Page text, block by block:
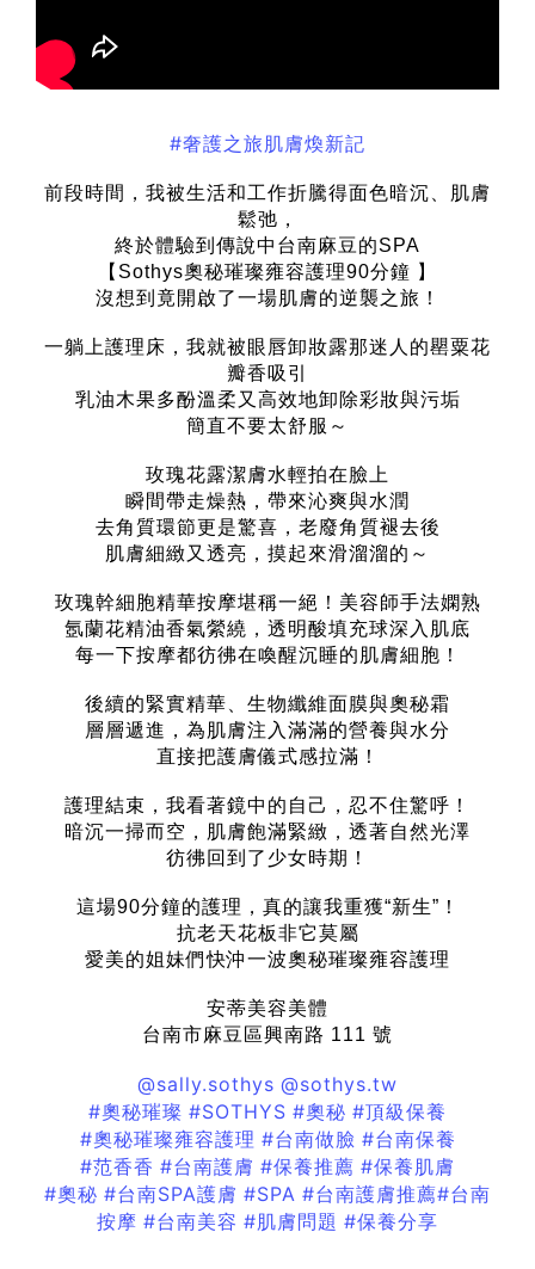
#奢護之旅肌膚煥新記
前段時間，我被生活和工作折騰得面色暗沉、肌膚
鬆弛，
終於體驗到傳說中台南麻豆的SPA
【Sothys奧秘璀璨雍容護理90分鐘 】
沒想到竟開啟了一場肌膚的逆襲之旅！
一躺上護理床，我就被眼唇卸妝露那迷人的罌粟花
瓣香吸引
乳油木果多酚溫柔又高效地卸除彩妝與污垢
簡直不要太舒服～
玫瑰花露潔膚水輕拍在臉上
瞬間帶走燥熱，帶來沁爽與水潤
去角質環節更是驚喜，老廢角質褪去後
肌膚細緻又透亮，摸起來滑溜溜的～
玫瑰幹細胞精華按摩堪稱一絕！美容師手法嫻熟
氬蘭花精油香氣縈繞，透明酸填充球深入肌底
每一下按摩都彷彿在喚醒沉睡的肌膚細胞！
後續的緊實精華、生物纖維面膜與奧秘霜
層層遞進，為肌膚注入滿滿的營養與水分
直接把護膚儀式感拉滿！
護理結束，我看著鏡中的自己，忍不住驚呼！
暗沉一掃而空，肌膚飽滿緊緻，透著自然光澤
彷彿回到了少女時期！
這場90分鐘的護理，真的讓我重獲“新生”！
抗老天花板非它莫屬
愛美的姐妹們快沖一波奧秘璀璨雍容護理
安蒂美容美體
台南市麻豆區興南路 111 號
@sally.sothys @sothys.tw
#奧秘璀璨 #SOTHYS #奧秘 #頂級保養
#奧秘璀璨雍容護理 #台南做臉 #台南保養
#范香香 #台南護膚 #保養推薦 #保養肌膚
#奧秘 #台南SPA護膚 #SPA #台南護膚推薦#台南
按摩 #台南美容 #肌膚問題 #保養分享